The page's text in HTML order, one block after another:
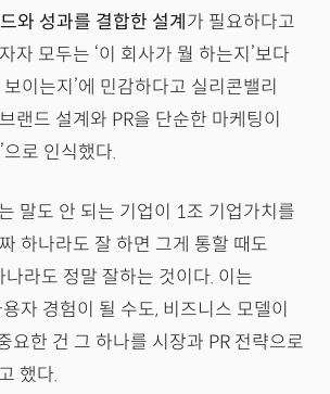
와 성과를 결합한 설계 가 필요하다고
자 모두는 ‘이 회사가 뭘 하는지’보다
이는지’에 민감하다고 실리콘밸리
랜드 설계와 PR을 단순한 마케팅이
으로 인식했다.
말도 안 되는 기업이 1조 기업가치를
하나라도 잘 하면 그게 통할 때도
나라도 정말 잘하는 것이다. 이는
자 경험이 될 수도, 비즈니스 모델이
요한 건 그 하나를 시장과 PR 전략으로
했다.